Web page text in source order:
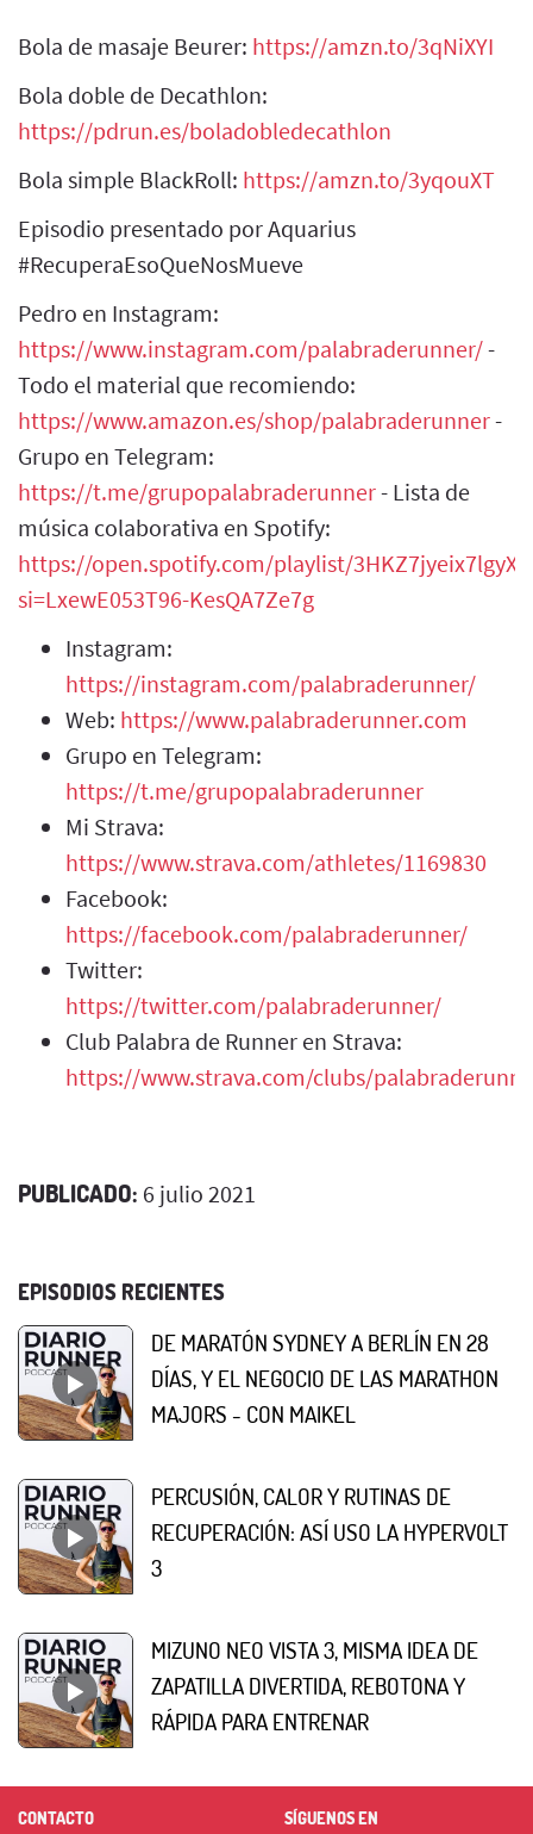
Bola de masaje Beurer: https://amzn.to/3qNiXYI
Bola doble de Decathlon:
https://pdrun.es/boladobledecathlon
Bola simple BlackRoll: https://amzn.to/3yqouXT
Episodio presentado por Aquarius
#RecuperaEsoQueNosMueve
Pedro en Instagram:
https://www.instagram.com/palabraderunner/-
Todo el material que recomiendo:
https://www.amazon.es/shop/palabraderunner-
Grupo en Telegram:
https://t.me/grupopalabraderunner- Lista de
música colaborativa en Spotify:
https://open.spotify.com/playlist/
si=LxewE053T96-KesQA7Ze7g
Instagram:
https://instagram.com/palabraderunner/
Web: https://www.palabraderunner.com
Grupo en Telegram:
https://t.me/grupopalabraderunner
Mi Strava:
https://www.strava.com/athletes/1169830
Facebook:
https://facebook.com/palabraderunner/
Twitter:
https://twitter.com/palabraderunner/
Club Palabra de Runner en Strava:
https://www.strava.com/clubs/
PUBLICADO: 6 julio 2021
EPISODIOS RECIENTES
DE MARATÓN SYDNEY A BERLÍN EN 28
DÍAS, Y EL NEGOCIO DE LAS MARATHON
MAJORS - CON MAIKEL
PERCUSIÓN, CALOR Y RUTINAS DE
RECUPERACIÓN: ASÍ USO LA HYPERVOLT
3
MIZUNO NEO VISTA 3, MISMA IDEA DE
ZAPATILLA DIVERTIDA, REBOTONA Y
RÁPIDA PARA ENTRENAR
CONTACTO SÍGUENOS EN